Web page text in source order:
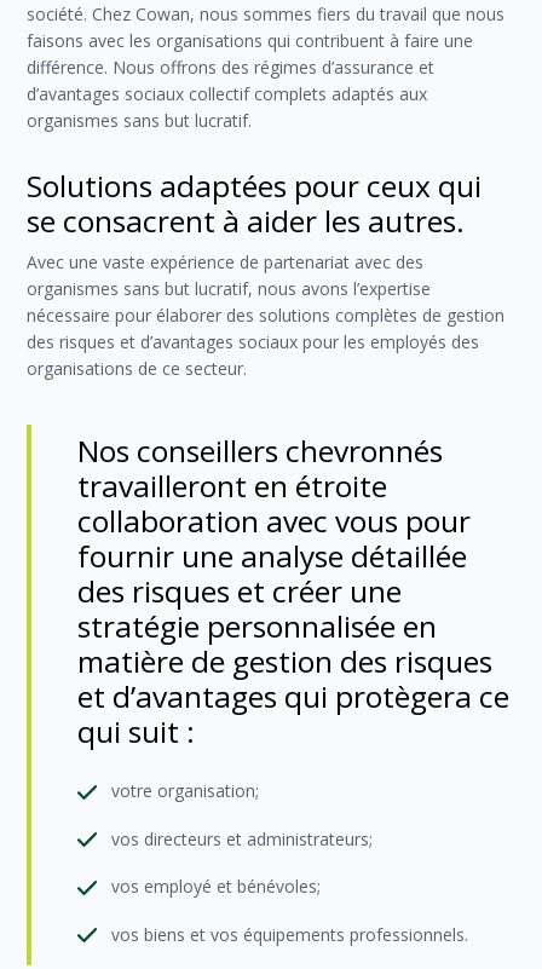
société. Chez Cowan, nous sommes fiers du travail que nous
faisons avec les organisations qui contribuent à faire une
différence. Nous offrons des régimes d’assurance et
d’avantages sociaux collectif complets adaptés aux
organismes sans but lucratif.
Solutions adaptées pour ceux qui
se consacrent à aider les autres.
Avec une vaste expérience de partenariat avec des
organismes sans but lucratif, nous avons l’expertise
nécessaire pour élaborer des solutions complètes de gestion
des risques et d’avantages sociaux pour les employés des
organisations de ce secteur.
Nos conseillers chevronnés
travailleront en étroite
collaboration avec vous pour
fournir une analyse détaillée
des risques et créer une
stratégie personnalisée en
matière de gestion des risques
et d’avantages qui protègera ce
qui suit :
votre organisation;
vos directeurs et administrateurs;
vos employé et bénévoles;
vos biens et vos équipements professionnels.